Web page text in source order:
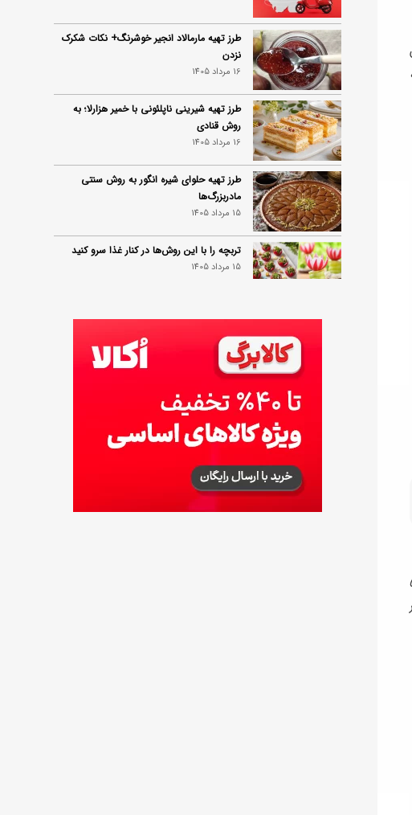
با عرض ۵۰
طرز تهیه مارمالاد انجیر خوشرنگ+ نکات شکرک
نزدن
16 مرداد 1405
طرز تهیه شیرینی ناپلئونی با خمیر هزارلا؛ به
روش قنادی
16 مرداد 1405
طرز تهیه حلوای شیره انگور به روش سنتی
مادربزرگ‌ها
15 مرداد 1405
تربچه را با این روش‌ها در کنار غذا سرو کنید
15 مرداد 1405
طرز تهیه ماهی فسنجان شمالی به روش سنتی+
نکات روغن انداختن
14 مرداد 1405
۱۰ خواص آلو؛ فواید شگفت‌انگیز این میوه برای
سلامت بدن
14 مرداد 1405
فردا ۱۵ مرداد کالابرگ این افراد واریز می‌شود
14 مرداد 1405